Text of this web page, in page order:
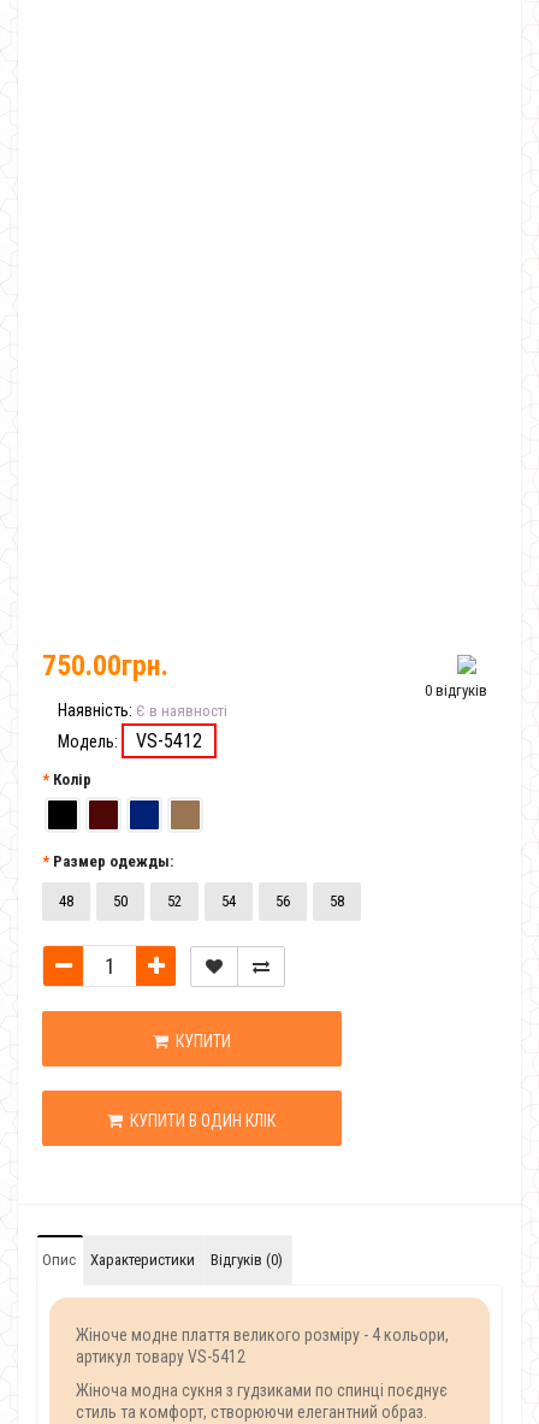
0 відгуків
750.00грн.
Наявність: Є в наявності
Модель: VS-5412
Колір
Размер одежды:
48 50 52 54 56 58
КУПИТИ
КУПИТИ В ОДИН КЛІК
Опис Характеристики Відгуків (0)
Жіноче модне плаття великого розміру - 4 кольори,
артикул товару VS-5412
Жіноча модна сукня з гудзиками по спинці поєднує
стиль та комфорт, створюючи елегантний образ.